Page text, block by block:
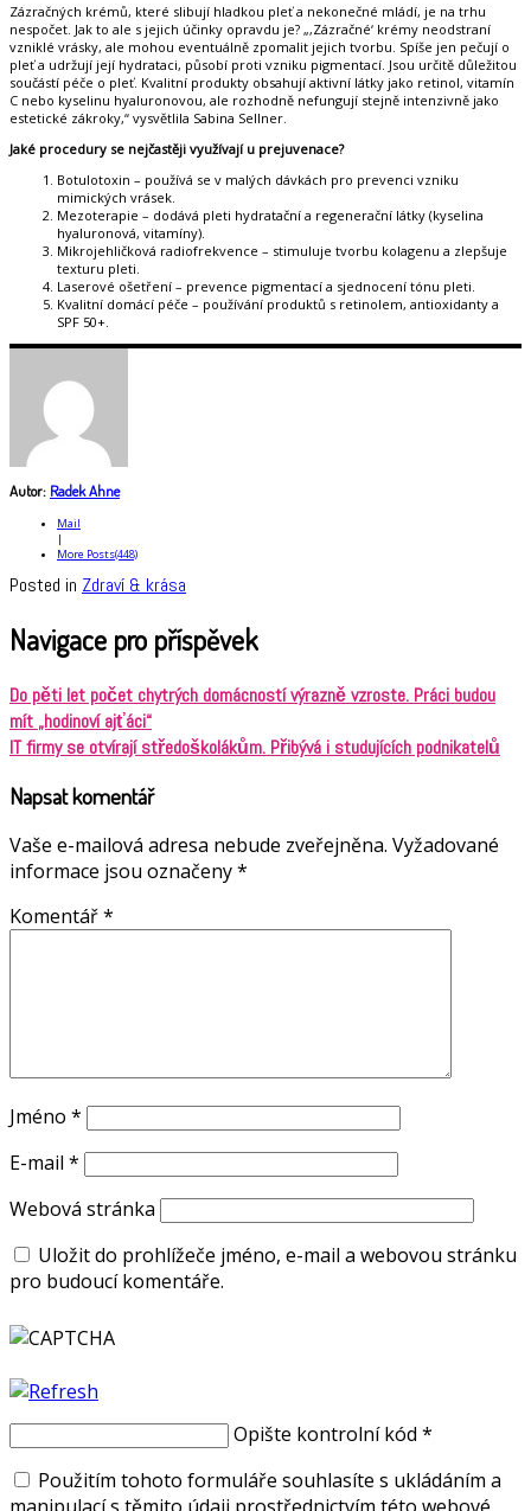
Zázračných krémů, které slibují hladkou pleť a nekonečné mládí, je na trhu
nespočet. Jak to ale s jejich účinky opravdu je? „‚Zázračné‘ krémy neodstraní
vzniklé vrásky, ale mohou eventuálně zpomalit jejich tvorbu. Spíše jen pečují o
pleť a udržují její hydrataci, působí proti vzniku pigmentací. Jsou určitě důležitou
součástí péče o pleť. Kvalitní produkty obsahují aktivní látky jako retinol, vitamín
C nebo kyselinu hyaluronovou, ale rozhodně nefungují stejně intenzivně jako
estetické zákroky,“ vysvětlila Sabina Sellner.
Jaké procedury se nejčastěji využívají u prejuvenace?
Botulotoxin – používá se v malých dávkách pro prevenci vzniku
mimických vrásek.
Mezoterapie – dodává pleti hydratační a regenerační látky (kyselina
hyaluronová, vitamíny).
Mikrojehličková radiofrekvence – stimuluje tvorbu kolagenu a zlepšuje
texturu pleti.
Laserové ošetření – prevence pigmentací a sjednocení tónu pleti.
Kvalitní domácí péče – používání produktů s retinolem, antioxidanty a
SPF 50+.
Autor: Radek Ahne
Mail
|
More Posts(448)
Posted in Zdraví & krása
Navigace pro příspěvek
Do pěti let počet chytrých domácností výrazně vzroste. Práci budou
mít „hodinoví ajťáci“
IT firmy se otvírají středoškolákům. Přibývá i studujících podnikatelů
Napsat komentář
Vaše e-mailová adresa nebude zveřejněna. Vyžadované
informace jsou označeny*
Komentář*
Jméno *
E-mail *
Webová stránka
Uložit do prohlížeče jméno, e-mail a webovou stránku
pro budoucí komentáře.
Opište kontrolní kód *
Použitím tohoto formuláře souhlasíte s ukládáním a